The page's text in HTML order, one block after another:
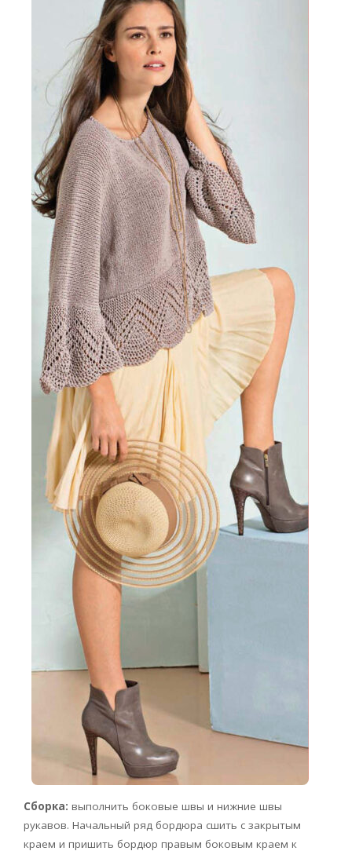
Сборка: выполнить боковые швы и нижние швы
рукавов. Начальный ряд бордюра сшить с закрытым
краем и пришить бордюр правым боковым краем к